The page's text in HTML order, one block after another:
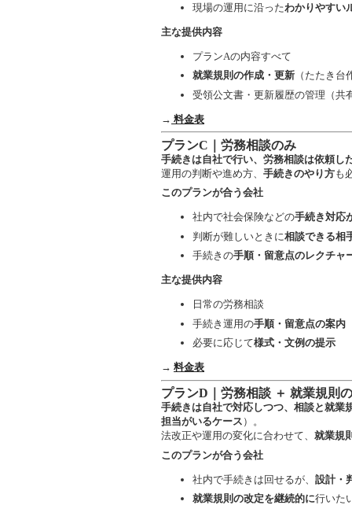
現場の運用に沿ったわかりやすい
主な提供内容
プランAの内容すべて
就業規則の作成・更新 （たたき
受領公文書・更新履歴の管理（共
→ 料金表
プランC｜労務相談のみ
手続きは自社で行い、労務相談は依頼し
運用の判断や進め方、 手続きのやり方も
このプランが合う会社
社内で社会保険などの手続き対応
判断が難しいときに相談できる相
手続きの手順・留意点のレクチャ
主な提供内容
日常の労務相談
手続き運用の手順・留意点の案内
必要に応じて様式・文例の提示
→ 料金表
プランD｜労務相談 ＋ 就業規則
手続きは自社で対応しつつ、相談と就業
担当がいるケース ）。
法改正や運用の変化に合わせて、 就業規
このプランが合う会社
社内で手続きは回せるが、 設計・
就業規則の改定を継続的に行いた